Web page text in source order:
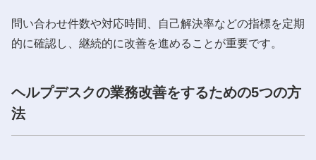
問い合わせ件数や対応時間、自己解決率などの指標を定期
的に確認し、継続的に改善を進めることが重要です。
ヘルプデスクの業務改善をするための5つの方
法